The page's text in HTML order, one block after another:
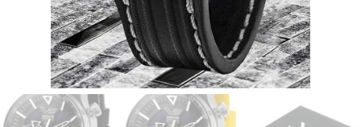
CASIO
DANIEL KLEIN
DIVAT KARÓRÁK (Curren, Oulm,Naviforce, D-